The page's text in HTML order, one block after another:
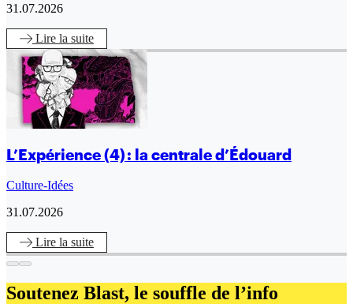
31.07.2026
Lire la suite
L’Expérience (4) : la centrale d’Édouard
Culture-Idées
31.07.2026
Lire la suite
Soutenez Blast, le souffle de l’info